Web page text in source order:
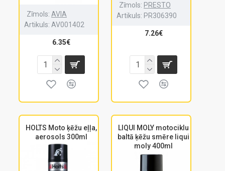
Zīmols: AVIA
Artikuls: AV001402
6.35€
Zīmols: PRESTO
Artikuls: PR306390
7.26€
HOLTS Moto ķēžu eļļa,
aerosols 300ml
LIQUI MOLY motociklu
baltā ķēžu smēre liqui
moly 400ml